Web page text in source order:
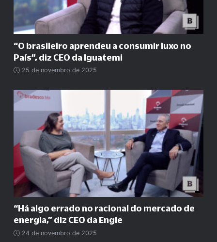
“O brasileiro aprendeu a consumir luxo no
País”, diz CEO da Iguatemi
25 de novembro de 2025
“Há algo errado no racional do mercado de
energia,” diz CEO da Engie
24 de novembro de 2025